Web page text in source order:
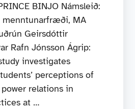
BINJO Námsleið:
menntunarfræði, MA
Geirsdóttir
Rafn Jónsson Ágrip:
investigates
perceptions of
relations in
at …